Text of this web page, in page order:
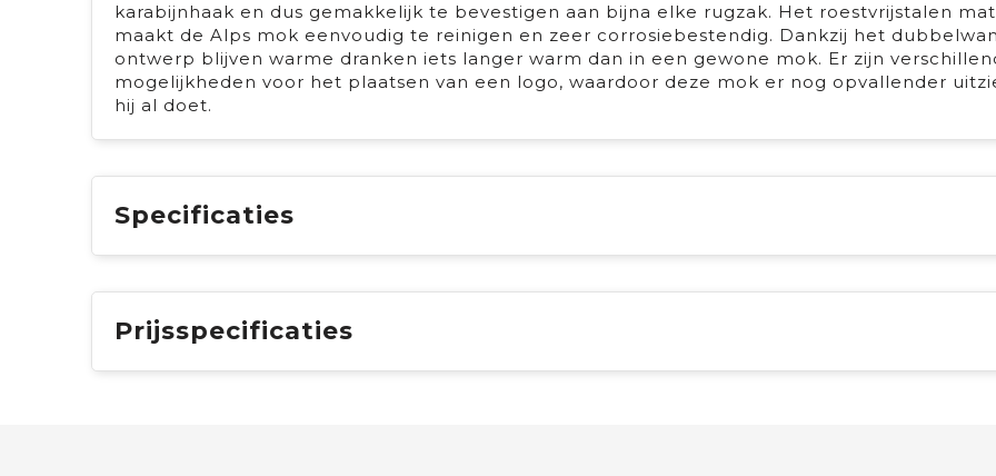
karabijnhaak en dus gemakkelijk te bevestigen aan bijna elke rugzak. Het roestvrijstalen
maakt de Alps mok eenvoudig te reinigen en zeer corrosiebestendig. Dankzij het
ontwerp blijven warme dranken iets langer warm dan in een gewone mok. Er zijn
mogelijkheden voor het plaatsen van een logo, waardoor deze mok er nog opvallender
hij al doet.
Specificaties
Prijsspecificaties